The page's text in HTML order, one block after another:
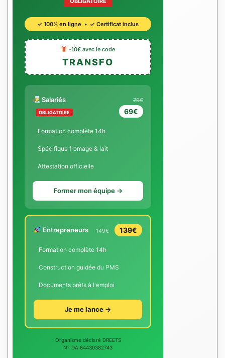
✓ 100% en ligne • ✓ Certificat inclus
-10€ avec le code
TRANSFO
Salariés
OBLIGATOIRE
79€
69€
Formation complète 14h
Spécifique fromage & lait
Attestation officielle
Former mon équipe →
Entrepreneurs 149€ 139€
Formation complète 14h
Construction guidée du PMS
Documents prêts à l'emploi
Je me lance →
Organisme déclaré DREETS
N° DA 84430382743